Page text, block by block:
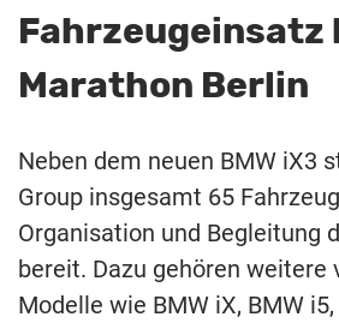
Fahrzeugeinsatz
Marathon Berlin
Neben dem neuen BMW iX3
Group insgesamt 65
Organisation und Begleitung
bereit. Dazu gehören weitere
Modelle wie BMW iX, BMW